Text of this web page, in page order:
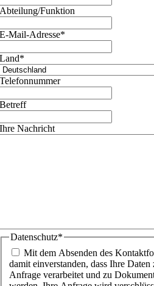
Abteilung/Funktion
E-Mail-Adresse*
Land*
Telefonnummer
Betreff
Ihre Nachricht
Datenschutz*
Mit dem Absenden des
damit einverstanden, dass Ihre
Anfrage verarbeitet und zu